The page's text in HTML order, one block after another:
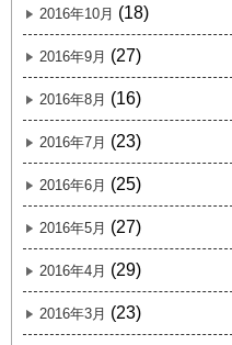
2016年10月 (18)
2016年9月 (27)
2016年8月 (16)
2016年7月 (23)
2016年6月 (25)
2016年5月 (27)
2016年4月 (29)
2016年3月 (23)